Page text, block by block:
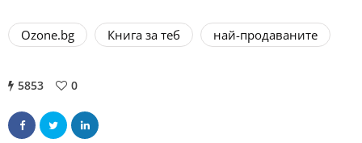
Ozone.bg Книга за теб най-продаваните
5853 0